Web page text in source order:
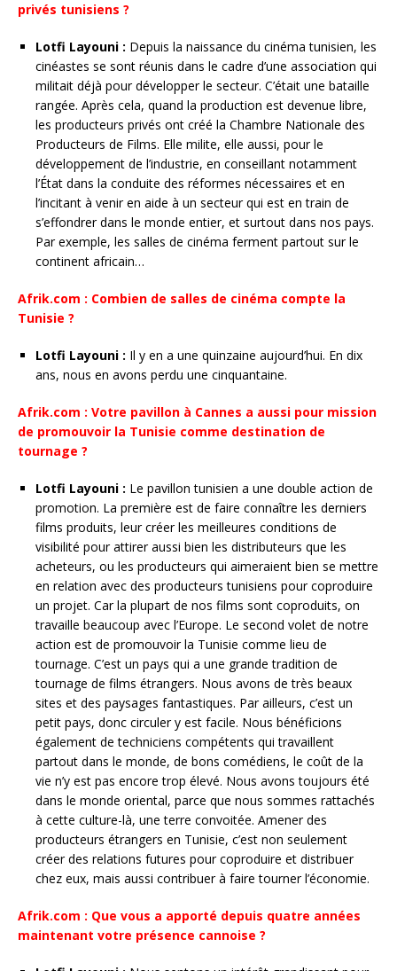
privés tunisiens ?
Lotfi Layouni : Depuis la naissance du cinéma tunisien, les
cinéastes se sont réunis dans le cadre d’une association qui
militait déjà pour développer le secteur. C’était une bataille
rangée. Après cela, quand la production est devenue libre,
les producteurs privés ont créé la Chambre Nationale des
Producteurs de Films. Elle milite, elle aussi, pour le
développement de l’industrie, en conseillant notamment
l’État dans la conduite des réformes nécessaires et en
l’incitant à venir en aide à un secteur qui est en train de
s’effondrer dans le monde entier, et surtout dans nos pays.
Par exemple, les salles de cinéma ferment partout sur le
continent africain…
Afrik.com : Combien de salles de cinéma compte la
Tunisie ?
Lotfi Layouni : Il y en a une quinzaine aujourd’hui. En dix
ans, nous en avons perdu une cinquantaine.
Afrik.com : Votre pavillon à Cannes a aussi pour mission
de promouvoir la Tunisie comme destination de
tournage ?
Lotfi Layouni : Le pavillon tunisien a une double action de
promotion. La première est de faire connaître les derniers
films produits, leur créer les meilleures conditions de
visibilité pour attirer aussi bien les distributeurs que les
acheteurs, ou les producteurs qui aimeraient bien se mettre
en relation avec des producteurs tunisiens pour coproduire
un projet. Car la plupart de nos films sont coproduits, on
travaille beaucoup avec l’Europe. Le second volet de notre
action est de promouvoir la Tunisie comme lieu de
tournage. C’est un pays qui a une grande tradition de
tournage de films étrangers. Nous avons de très beaux
sites et des paysages fantastiques. Par ailleurs, c’est un
petit pays, donc circuler y est facile. Nous bénéficions
également de techniciens compétents qui travaillent
partout dans le monde, de bons comédiens, le coût de la
vie n’y est pas encore trop élevé. Nous avons toujours été
dans le monde oriental, parce que nous sommes rattachés
à cette culture-là, une terre convoitée. Amener des
producteurs étrangers en Tunisie, c’est non seulement
créer des relations futures pour coproduire et distribuer
chez eux, mais aussi contribuer à faire tourner l’économie.
Afrik.com : Que vous a apporté depuis quatre années
maintenant votre présence cannoise ?